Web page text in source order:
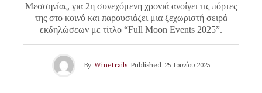
Μεσσηνίας, για 2η συνεχόμενη χρονιά ανοίγει τις πόρτες
της στο κοινό και παρουσιάζει μια ξεχωριστή σειρά
εκδηλώσεων με τίτλο “Full Moon Events 2025”.
By Winetrails Published 25 Ιουνίου 2025